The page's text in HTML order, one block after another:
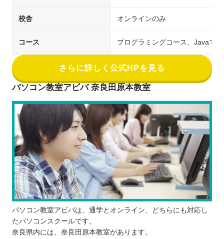
校舎 オンラインのみ
コース プログラミングコース、Javaマ
さらに詳しく公式HPを見る
パソコン教室アビバ 奈良田原本教室
パソコン教室アビバは、通学とオンライン、どちらにも対応し
たパソコンスクールです。
奈良県内には、奈良田原本教室があります。